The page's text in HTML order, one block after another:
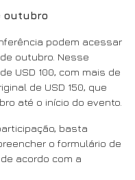
outubro
podem acessar
outubro. Nesse
USD 100, com mais de
de USD 150, que
até o início do evento.
basta
o formulário de
acordo com a